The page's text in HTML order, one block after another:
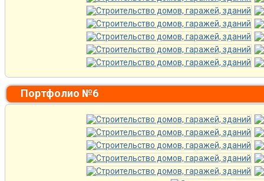
Портфолио №6